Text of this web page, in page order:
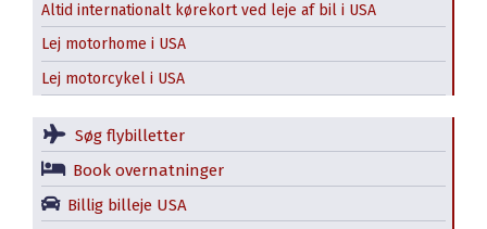
Altid internationalt kørekort ved leje af bil i USA
Lej motorhome i USA
Lej motorcykel i USA
Søg flybilletter
Book overnatninger
Billig billeje USA